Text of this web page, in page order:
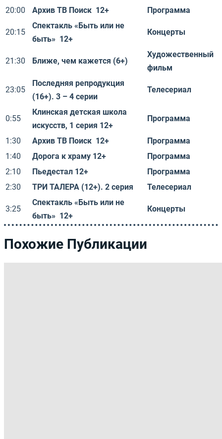
20:00
Архив ТВ Поиск 12+ Программа
20:15
Спектакль «Быть или не
быть» 12+
Концерты
21:30 Ближе, чем кажется (6+)
Художественный
фильм
23:05
Последняя репродукция
(16+). 3 – 4 серии
Телесериал
0:55
Клинская детская школа
искусств, 1 серия 12+
Программа
1:30 Архив ТВ Поиск 12+
Программа
1:40
Дорога к храму 12+
Программа
2:10
Пьедестал 12+
Программа
2:30
ТРИ ТАЛЕРА (12+). 2 серия Телесериал
3:25
Спектакль «Быть или не
быть» 12+
Концерты
Похожие Публикации